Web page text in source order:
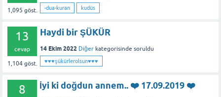
1,095 göst. -dua-kuran kudüs
13
cevap
1,104 göst.
Haydi bir ŞÜKÜR
14 Ekim 2022 Diğer kategorisinde soruldu
♥️♥️♥️şükürlerolsun♥️♥️♥️
8 İyi ki doğdun annem.. ❤️ 17.09.2019 ❤️